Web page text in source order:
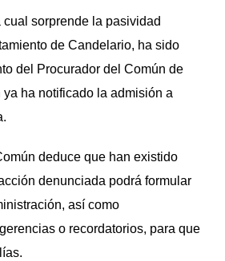
cual sorprende la pasividad
de Candelario, ha sido
del Procurador del Común de
ha notificado la admisión a
deduce que han existido
denunciada podrá formular
así como
o recordatorios, para que